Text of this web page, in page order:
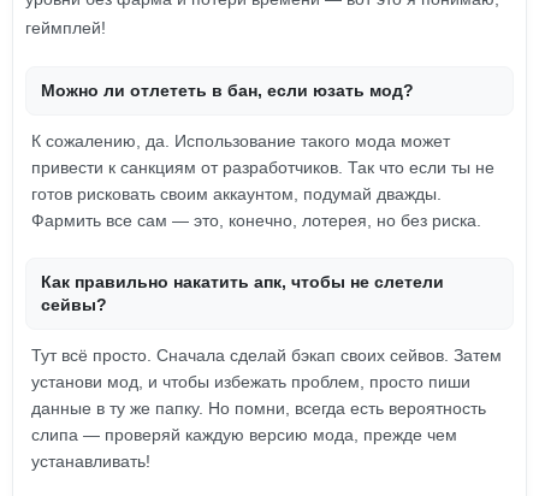
геймплей!
Можно ли отлететь в бан, если юзать мод?
К сожалению, да. Использование такого мода может
привести к санкциям от разработчиков. Так что если ты не
готов рисковать своим аккаунтом, подумай дважды.
Фармить все сам — это, конечно, лотерея, но без риска.
Как правильно накатить апк, чтобы не слетели
сейвы?
Тут всё просто. Сначала сделай бэкап своих сейвов. Затем
установи мод, и чтобы избежать проблем, просто пиши
данные в ту же папку. Но помни, всегда есть вероятность
слипа — проверяй каждую версию мода, прежде чем
устанавливать!